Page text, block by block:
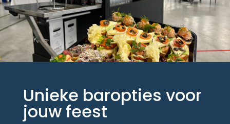
Unieke baropties voor
jouw feest